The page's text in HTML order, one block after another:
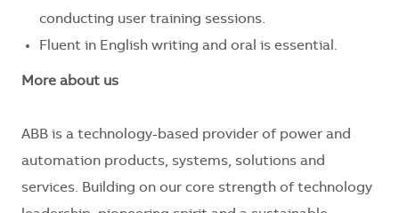
conducting user training sessions.
Fluent in English writing and oral is essential.
More about us
ABB is a technology-based provider of power and
automation products, systems, solutions and
services. Building on our core strength of technology